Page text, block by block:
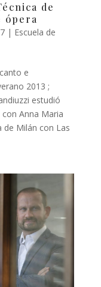
de
ópera
| Escuela de
e
2013 ;
estudió
Anna Maria
de Milán con Las